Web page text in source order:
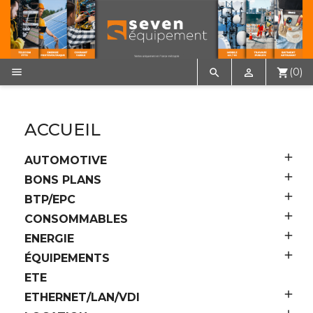
   shopping_cart (0)
ACCUEIL
AUTOMOTIVE 
BONS PLANS 
BTP/EPC 
CONSOMMABLES 
ENERGIE 
ÉQUIPEMENTS 
ETE
ETHERNET/LAN/VDI
